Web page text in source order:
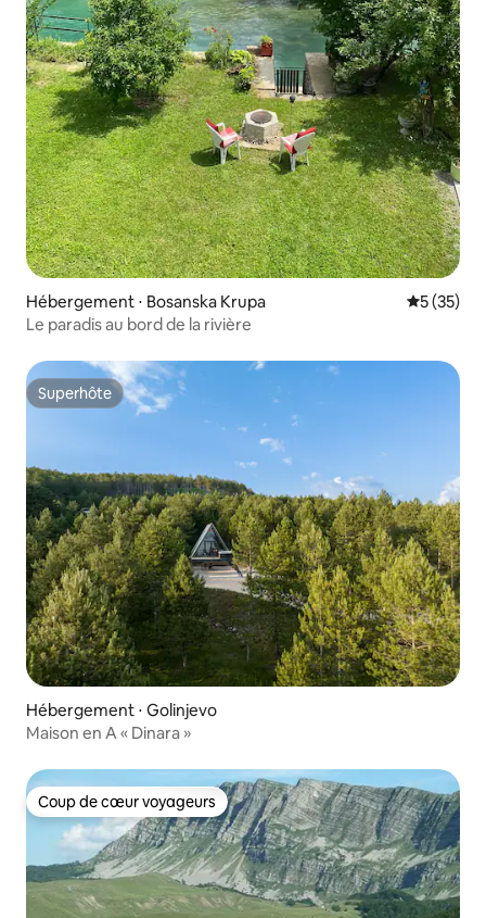
Hébergement ⋅ Bosanska Krupa
5 (35)
Le paradis au bord de la rivière
Superhôte
Superhôte
Hébergement ⋅ Golinjevo
Maison en A « Dinara »
Coup de cœur voyageurs
Coup de cœur voyageurs